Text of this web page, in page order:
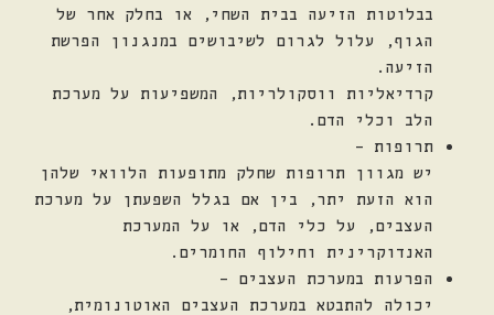
בבלוטות הזיעה בבית השחי, או בחלק אחר של
הגוף, עלול לגרום לשיבושים במנגנון הפרשת
הזיעה.
קרדיאליות ווסקולריות, המשפיעות על מערכת
הלב וכלי הדם.
תרופות –
יש מגוון תרופות שחלק מתופעות הלוואי שלהן
הוא הזעת יתר, בין אם בגלל השפעתן על מערכת
העצבים, על כלי הדם, או על המערכת
האנדוקרינית וחילוף החומרים.
הפרעות במערכת העצבים –
יכולה להתבטא במערכת העצבים האוטונומית,